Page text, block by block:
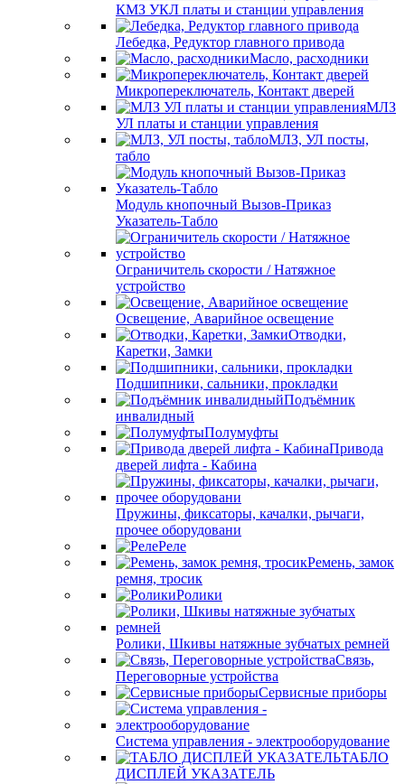
КМЗ УКЛ платы и станции управления
Лебедка, Редуктор главного привода
Масло, расходники
Микропереключатель, Контакт дверей
МЛЗ
УЛ платы и станции управления
МЛЗ, УЛ посты,
табло
Модуль кнопочный Вызов-Приказ
Указатель-Табло
Ограничитель скорости / Натяжное
устройство
Освещение, Аварийное освещение
Отводки,
Каретки, Замки
Подшипники, сальники, прокладки
Подъёмник
инвалидный
Полумуфты
Привода
дверей лифта - Кабина
Пружины, фиксаторы, качалки, рычаги,
прочее оборудовани
Реле
Ремень, замок
ремня, тросик
Ролики
Ролики, Шкивы натяжные зубчатых ремней
Связь,
Переговорные устройства
Сервисные приборы
Система управления - электрооборудование
ТАБЛО
ДИСПЛЕЙ УКАЗАТЕЛЬ